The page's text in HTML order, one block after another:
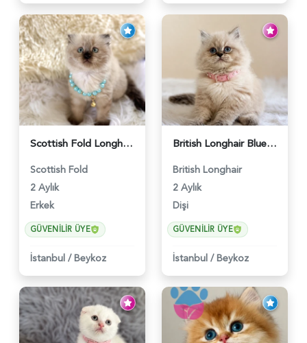
Scottish Fold Longhair Çikolata Erkek Yavrumuz - 6119
Scottish Fold
2 Aylık
Erkek
GÜVENILIR ÜYE
İstanbul / Beykoz
British Longhair Blue Point Afrodit Yuva Arıyor - 6118
British Longhair
2 Aylık
Dişi
GÜVENILIR ÜYE
İstanbul / Beykoz